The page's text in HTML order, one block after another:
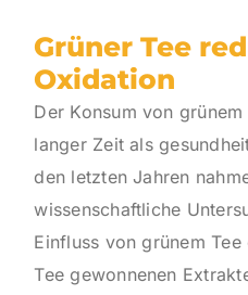
Grüner Tee
Oxidation
Der Konsum von
langer Zeit als
den letzten Jahren
wissenschaftliche
Einfluss von grünem
Tee gewonnenen